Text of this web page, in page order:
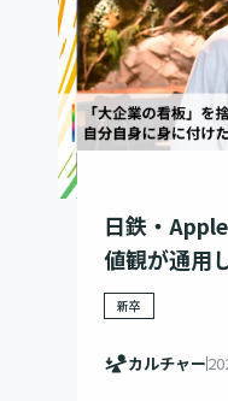
日鉄・
値観が通用
新卒
カルチャー